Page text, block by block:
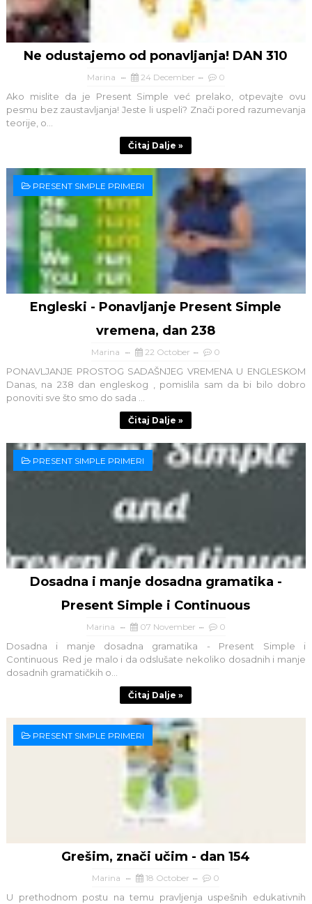
Ne odustajemo od ponavljanja! DAN 310
Marina 24 December 0
Ako mislite da je Present Simple već prelako, otpevajte ovu
pesmu bez zaustavljanja! Jeste li uspeli? Znači pored razumevanja
teorije, o...
Čitaj Dalje »
PRESENT SIMPLE PRIMERI
Engleski - Ponavljanje Present Simple
vremena, dan 238
Marina 22 October 0
PONAVLJANJE PROSTOG SADAŠNJEG VREMENA U ENGLESKOM
Danas, na 238 dan engleskog , pomislila sam da bi bilo dobro
ponoviti sve što smo do sada ...
Čitaj Dalje »
PRESENT SIMPLE PRIMERI
Dosadna i manje dosadna gramatika -
Present Simple i Continuous
Marina 07 November 0
Dosadna i manje dosadna gramatika - Present Simple i
Continuous Red je malo i da odslušate nekoliko dosadnih i manje
dosadnih gramatičkih o...
Čitaj Dalje »
PRESENT SIMPLE PRIMERI
Grešim, znači učim - dan 154
Marina 18 October 0
U prethodnom postu na temu pravljenja uspešnih edukativnih